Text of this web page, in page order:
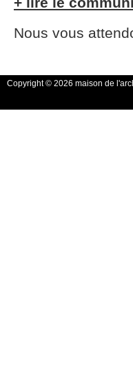
Nous vous
Copyright © 2026 maison de